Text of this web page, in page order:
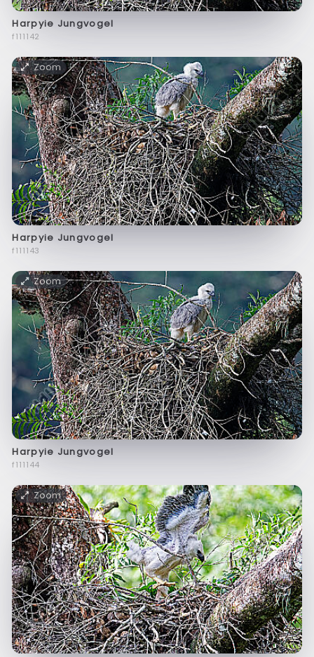
Harpyie Jungvogel
f111142
Zoom
Harpyie Jungvogel
f111143
Zoom
Harpyie Jungvogel
f111144
Zoom